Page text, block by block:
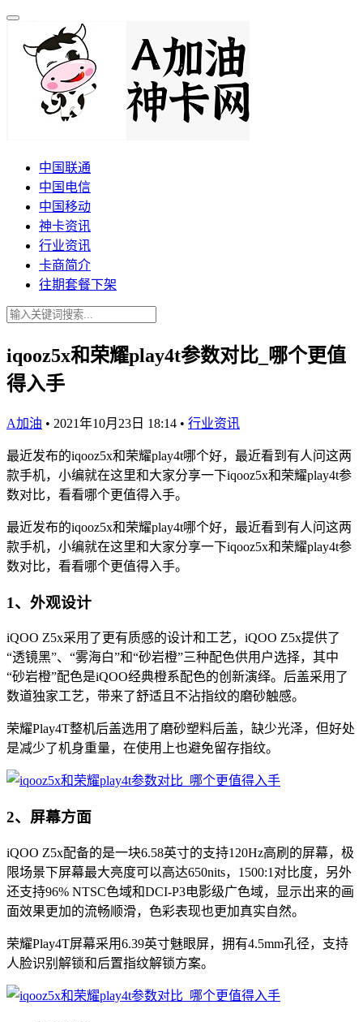
中国联通
中国电信
中国移动
神卡资讯
行业资讯
卡商简介
往期套餐下架
iqooz5x和荣耀play4t参数对比_哪个更值
得入手
A加油 • 2021年10月23日 18:14 • 行业资讯
最近发布的iqooz5x和荣耀play4t哪个好，最近看到有人问这两
款手机，小编就在这里和大家分享一下iqooz5x和荣耀play4t参
数对比，看看哪个更值得入手。
最近发布的iqooz5x和荣耀play4t哪个好，最近看到有人问这两
款手机，小编就在这里和大家分享一下iqooz5x和荣耀play4t参
数对比，看看哪个更值得入手。
1、外观设计
iQOO Z5x采用了更有质感的设计和工艺，iQOO Z5x提供了
“透镜黑”、“雾海白”和“砂岩橙”三种配色供用户选择，其中
“砂岩橙”配色是iQOO经典橙系配色的创新演绎。后盖采用了
数道独家工艺，带来了舒适且不沾指纹的磨砂触感。
荣耀Play4T整机后盖选用了磨砂塑料后盖，缺少光泽，但好处
是减少了机身重量，在使用上也避免留存指纹。
2、屏幕方面
iQOO Z5x配备的是一块6.58英寸的支持120Hz高刷的屏幕，极
限场景下屏幕最大亮度可以高达650nits，1500:1对比度，另外
还支持96% NTSC色域和DCI-P3电影级广色域，显示出来的画
面效果更加的流畅顺滑，色彩表现也更加真实自然。
荣耀Play4T屏幕采用6.39英寸魅眼屏，拥有4.5mm孔径，支持
人脸识别解锁和后置指纹解锁方案。